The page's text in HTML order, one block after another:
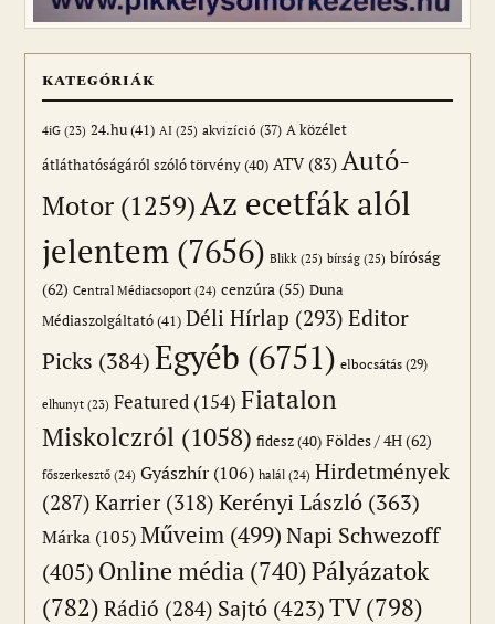
KATEGÓRIÁK
4iG (23) 24.hu(41) AI (25) akvizíció (37) A közélet
átláthatóságáról szóló törvény(40) ATV(83) Autó-
Motor (1259)Az ecetfák alól
jelentem (7656) Blikk (25) bírság (25) bíróság
(62) Central Médiacsoport (24) cenzúra(55) Duna
Médiaszolgáltató(41) Déli Hírlap (293) Editor
Picks (384)Egyéb (6751) elbocsátás (29)
elhunyt (23) Featured (154) Fiatalon
Miskolczról (1058) fidesz(40) Földes / 4H(62)
főszerkesztő (24) Gyászhír (106) halál (24) Hirdetmények
(287) Karrier(318) Kerényi László (363)
Márka (105) Műveim (499)Napi Schwezoff
(405) Online média (740)Pályázatok
(782) Rádió (284) Sajtó (423)TV(798)